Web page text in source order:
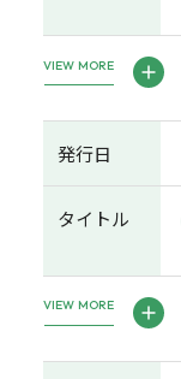
VIEW MORE
発行日
タイトル
VIEW MORE